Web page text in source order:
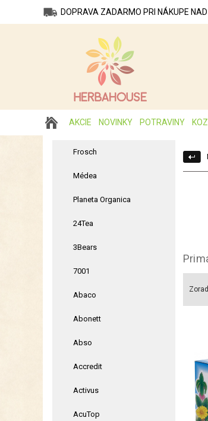
DOPRAVA ZADARMO PRI NÁKUPE
AKCIE NOVINKY POTRAVINY
Frosch
Médea
Planeta Organica
24Tea
3Bears
7001
Abaco
Abonett
Abso
Accredit
Activus
AcuTop